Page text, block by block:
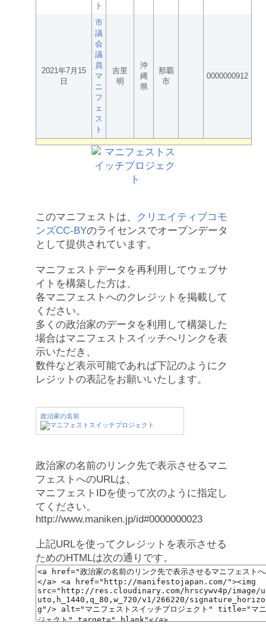
ト
2021年7月15
日
市
議
会
議
員
マ
ニ
フ
ェ
ス
ト
吉里
明
沖
縄
県
那覇
市
0000000912
このマニフェストは、
クリエイティブコモ
ンズCC-BYのライセンスでオープンデータ
として提供されています。
マニフェストデータを再利用してウェブサ
イトを構築した方は、
各マニフェストへのクレジットを掲載して
ください。
多くの政治家のデータを利用して構築した
場合はマニフェストスイッチへリンクを表
示いただき、
数件など表示可能であれば下記のようにク
レジットの表記をお願いいたします。
政治家の名前
政治家の名前のリンク先で表示させるマニ
フェストへのURLは、
マニフェストIDを使って次のように指定し
てください。
http://www.maniken.jp/id#0000000023
上記URLを使ってクレジットを表示させる
ためのHTMLは次の通りです。